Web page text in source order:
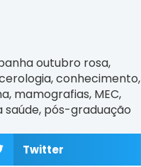
outubro rosa,
,conhecimento,
, mamografias, MEC,
saúde, pós-graduação
Twitter